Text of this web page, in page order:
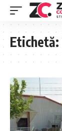
Etichetă: